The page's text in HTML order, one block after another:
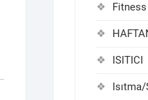
Fitness
ISITICI